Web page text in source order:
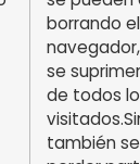
borrando
se
de todos
también